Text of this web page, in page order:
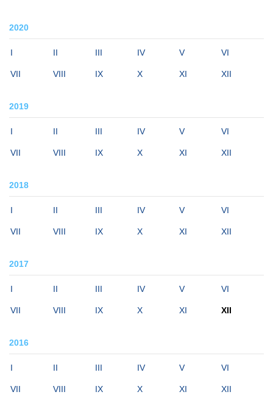
2020
I II III IV V VI
VII VIII IX X XI XII
2019
I II III IV V VI
VII VIII IX X XI XII
2018
I II III IV V VI
VII VIII IX X XI XII
2017
I II III IV V VI
VII VIII IX X XI XII
2016
I II III IV V VI
VII VIII IX X XI XII